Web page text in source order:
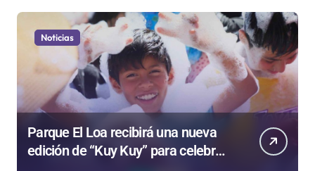
Noticias
Parque El Loa recibirá una nueva
edición de “Kuy Kuy” para celebrar